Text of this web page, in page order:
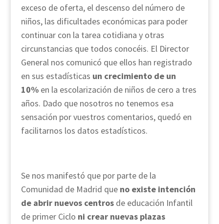
exceso de oferta, el descenso del número de
niños, las dificultades económicas para poder
continuar con la tarea cotidiana y otras
circunstancias que todos conocéis. El Director
General nos comunicó que ellos han registrado
en sus estadísticas un crecimiento de un
10%en la escolarización de niños de cero a tres
años. Dado que nosotros no tenemos esa
sensación por vuestros comentarios, quedó en
facilitarnos los datos estadísticos.
Se nos manifestó que por parte de la
Comunidad de Madrid que no existe intención
de abrir nuevos centrosde educación Infantil
de primer Ciclo ni crear nuevas plazas